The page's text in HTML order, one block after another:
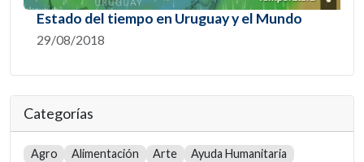
Estado del tiempo en Uruguay y el Mundo
29/08/2018
Categorías
Agro Alimentación Arte
Ayuda Humanitaria